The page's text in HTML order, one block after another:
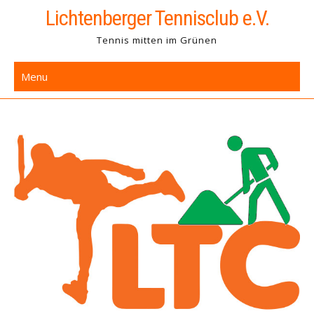
Lichtenberger Tennisclub e.V.
Tennis mitten im Grünen
Menu